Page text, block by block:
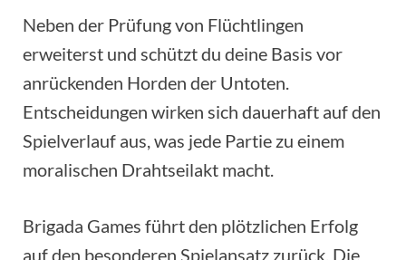
Neben der Prüfung von Flüchtlingen
erweiterst und schützt du deine Basis vor
anrückenden Horden der Untoten.
Entscheidungen wirken sich dauerhaft auf den
Spielverlauf aus, was jede Partie zu einem
moralischen Drahtseilakt macht.
Brigada Games führt den plötzlichen Erfolg
auf den besonderen Spielansatz zurück. Die